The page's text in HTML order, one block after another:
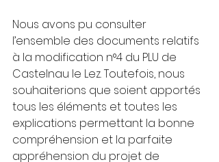
Nous avons pu consulter
l’ensemble des documents relatifs
à la modification n°4 du PLU de
Castelnau le Lez. Toutefois, nous
souhaiterions que soient apportés
tous les éléments et toutes les
explications permettant la bonne
compréhension et la parfaite
appréhension du projet de